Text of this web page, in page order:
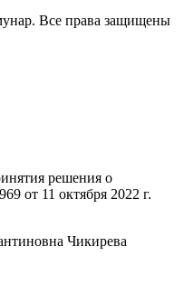
Все права защищены
решения о
от 11 октября 2022 г.
Чикирева